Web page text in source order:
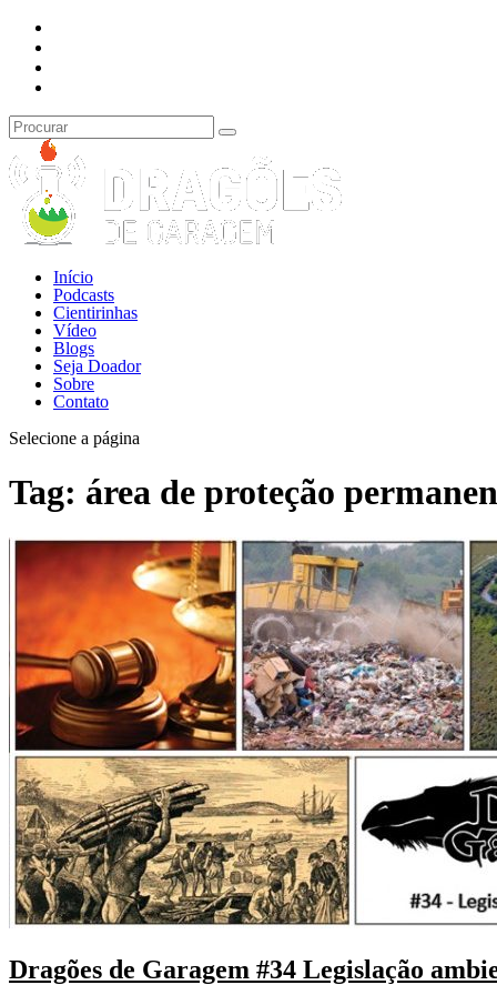
Início
Podcasts
Cientirinhas
Vídeo
Blogs
Seja Doador
Sobre
Contato
Selecione a página
Tag: área de proteção
Dragões de Garagem #34 Legislação